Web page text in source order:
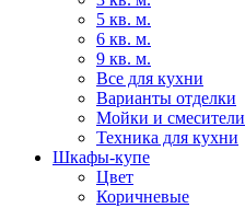
5 кв. м.
6 кв. м.
9 кв. м.
Все для кухни
Варианты отделки
Мойки и смесители
Техника для кухни
Шкафы-купе
Цвет
Коричневые